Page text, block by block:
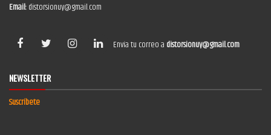
Email:distorsionuy@gmail.com
Envía tu correo a distorsionuy@gmail.com
NEWSLETTER
Suscríbete